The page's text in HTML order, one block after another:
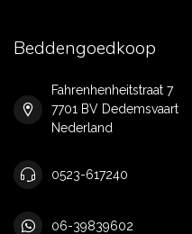
Beddengoedkoop
Fahrenhenheitstraat 7
7701 BV Dedemsvaart
Nederland
0523-617240
06-39839602